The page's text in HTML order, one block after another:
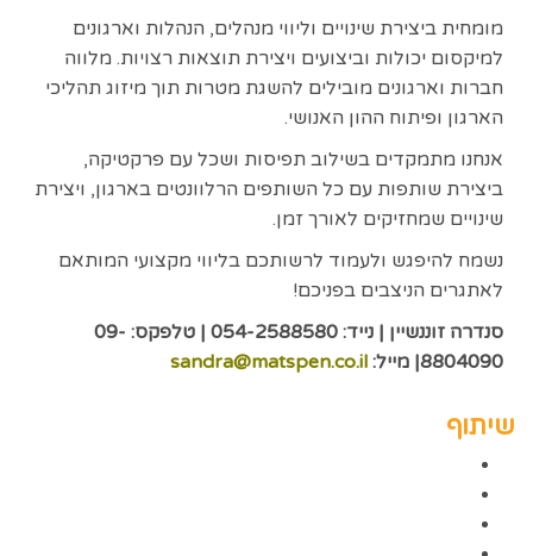
מומחית ביצירת שינויים וליווי מנהלים, הנהלות וארגונים
למיקסום יכולות וביצועים ויצירת תוצאות רצויות. מלווה
חברות וארגונים מובילים להשגת מטרות תוך מיזוג תהליכי
הארגון ופיתוח ההון האנושי.
אנחנו מתמקדים בשילוב תפיסות ושכל עם פרקטיקה,
ביצירת שותפות עם כל השותפים הרלוונטים בארגון, ויצירת
שינויים שמחזיקים לאורך זמן.
נשמח להיפגש ולעמוד לרשותכם בליווי מקצועי המותאם
לאתגרים הניצבים בפניכם!
סנדרה זוננשיין | נייד: 054-2588580 | טלפקס: 09-
8804090| מייל:
sandra@matspen.co.il
שיתוף